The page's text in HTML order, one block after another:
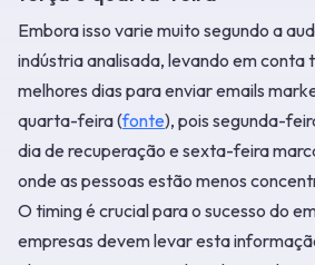
Embora isso varie muito segundo a
indústria analisada, levando em conta
melhores dias para enviar emails
quarta-feira (fonte), pois segunda-
dia de recuperação e sexta-feira
onde as pessoas estão menos
O timing é crucial para o sucesso do
empresas devem levar esta